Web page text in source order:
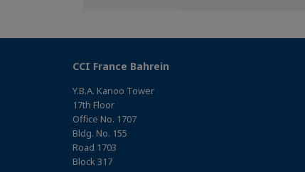
CCI France Bahrein
Y.B.A. Kanoo Tower
17th Floor
Office No. 1707
Bldg. No. 155
Road 1703
Block 317